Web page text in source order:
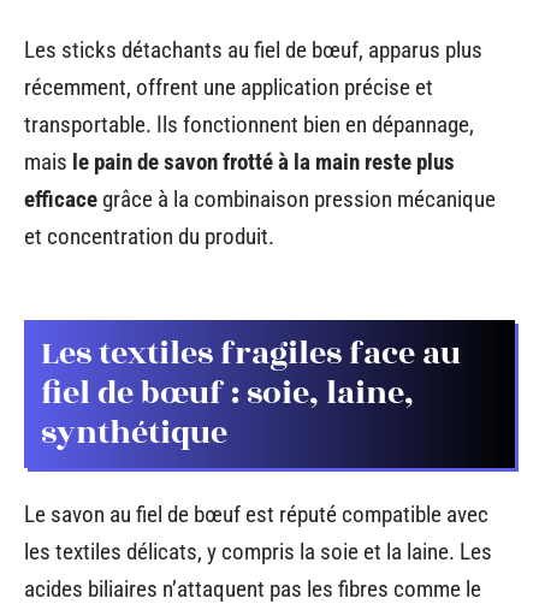
Les sticks détachants au fiel de bœuf, apparus plus
récemment, offrent une application précise et
transportable. Ils fonctionnent bien en dépannage,
mais le pain de savon frotté à la main reste plus
efficace grâce à la combinaison pression mécanique
et concentration du produit.
Les textiles fragiles face au
fiel de bœuf : soie, laine,
synthétique
Le savon au fiel de bœuf est réputé compatible avec
les textiles délicats, y compris la soie et la laine. Les
acides biliaires n’attaquent pas les fibres comme le